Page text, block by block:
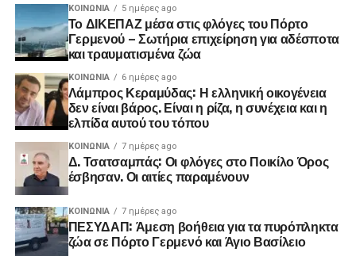
ΚΟΙΝΩΝΊΑ 5 ημέρες ago
Το ΔΙΚΕΠΑΖ μέσα στις φλόγες του Πόρτο
Γερμενού – Σωτήρια επιχείρηση για αδέσποτα
και τραυματισμένα ζώα
ΚΟΙΝΩΝΊΑ 6 ημέρες ago
Λάμπρος Κεραμύδας: Η ελληνική οικογένεια
δεν είναι βάρος. Είναι η ρίζα, η συνέχεια και η
ελπίδα αυτού του τόπου
ΚΟΙΝΩΝΊΑ 7 ημέρες ago
Δ. Τσατσαμπάς: Οι φλόγες στο Ποικίλο Όρος
έσβησαν. Οι αιτίες παραμένουν
ΚΟΙΝΩΝΊΑ 7 ημέρες ago
ΠΕΣΥΔΑΠ: Άμεση βοήθεια για τα πυρόπληκτα
ζώα σε Πόρτο Γερμενό και Άγιο Βασίλειο